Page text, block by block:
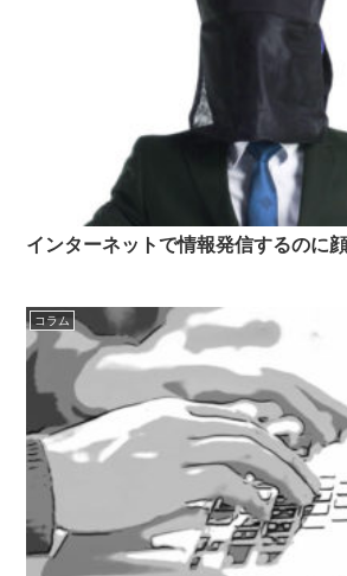
インターネットで情報発信するのに
コラム